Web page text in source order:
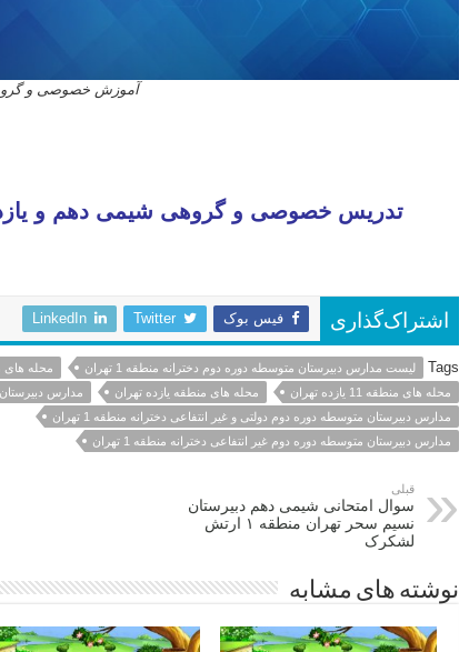
آموزش خصوصی و
تدریس خصوصی و گروهی شیمی دهم و
اشتراک‌گذاری فیس بوک Twitter
LinkedIn
Tags لیست مدارس دبیرستان متوسطه دوره دوم دخترانه منطقه 1 تهران محله های
محله های منطقه 11 یازده تهران
محله های منطقه یازده تهران
مدارس دبیرستان
مدارس دبیرستان متوسطه دوره دوم دولتی و غیر انتفاعی دخترانه منطقه 1 تهران
مدارس دبیرستان متوسطه دوره دوم غیر انتفاعی دخترانه منطقه 1 تهران
قبلی
سوال امتحانی شیمی دهم دبیرستان
نسیم سحر تهران منطقه ۱ ارتش
لشکرک
نوشته های مشابه